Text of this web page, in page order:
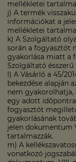
mellékletei
j) A termék
információkat a
mellékletei
k) A Szolgáltató
során a fogyasztót
gyakorlása miatt a
Szolgáltató
l) A Vásárló a 45/
bekezdése alapján
nem gyakorolhatja,
egy adott
fogyasztót
gyakorlásának
jelen dokumentum
tartalmazzák.
m) A
vonatkozó